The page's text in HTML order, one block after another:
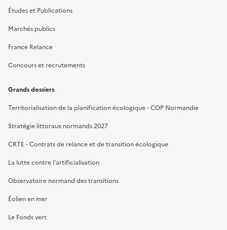
Études et Publications
Marchés publics
France Relance
Concours et recrutements
Grands dossiers
Territorialisation de la planification écologique - COP Normandie
Stratégie littoraux normands 2027
CRTE - Contrats de relance et de transition écologique
La lutte contre l’artificialisation
Observatoire normand des transitions
Éolien en mer
Le Fonds vert